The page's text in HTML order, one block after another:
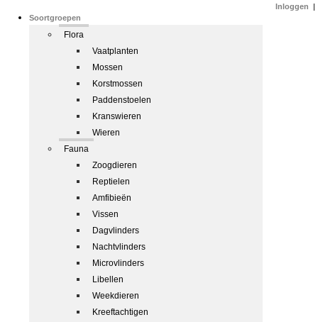
Soortgroepen
Flora
Vaatplanten
Mossen
Korstmossen
Paddenstoelen
Kranswieren
Wieren
Fauna
Zoogdieren
Reptielen
Amfibieën
Vissen
Dagvlinders
Nachtvlinders
Microvlinders
Libellen
Weekdieren
Kreeftachtigen
Inloggen |